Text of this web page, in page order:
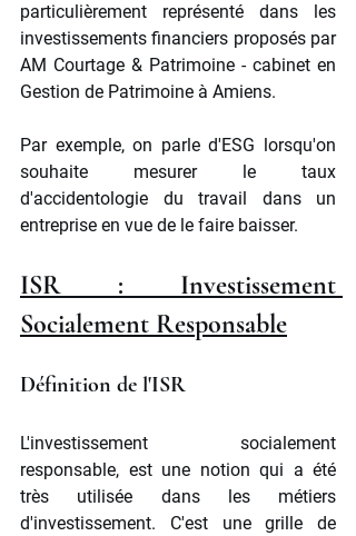
particulièrement représenté dans les
investissements financiers proposés par
AM Courtage & Patrimoine - cabinet en
Gestion de Patrimoine à Amiens.
Par exemple, on parle d'ESG lorsqu'on
souhaite mesurer le taux
d'accidentologie du travail dans un
entreprise en vue de le faire baisser.
ISR : Investissement
Socialement Responsable
Définition de l'ISR
L'investissement socialement
responsable, est une notion qui a été
très utilisée dans les métiers
d'investissement. C'est une grille de